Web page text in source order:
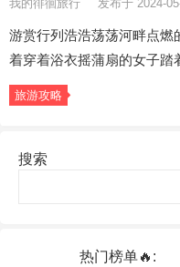
我的徘徊旅行 发布于 2024-
游赏行列浩浩荡荡河畔点燃
着穿着浴衣摇蒲扇的女子
旅游攻略
搜索
热门榜单🔥: